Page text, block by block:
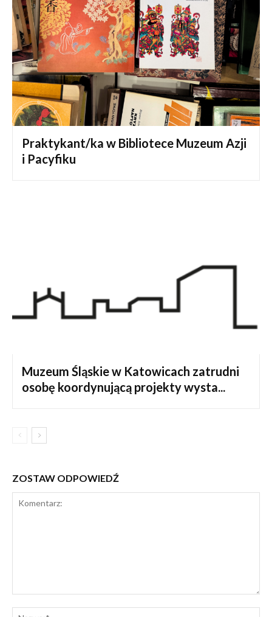
Praktykant/ka w Bibliotece Muzeum Azji
i Pacyfiku
Muzeum Śląskie w Katowicach zatrudni
osobę koordynującą projekty wysta...
ZOSTAW ODPOWIEDŹ